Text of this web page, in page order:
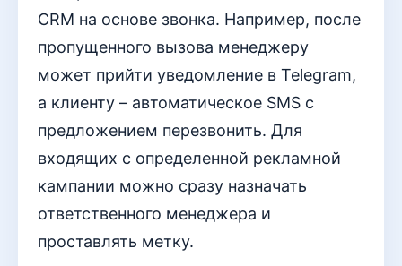
CRM на основе звонка. Например, после
пропущенного вызова менеджеру
может прийти уведомление в Telegram,
а клиенту – автоматическое SMS с
предложением перезвонить. Для
входящих с определенной рекламной
кампании можно сразу назначать
ответственного менеджера и
проставлять метку.